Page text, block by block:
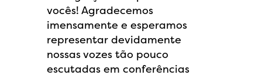
vocês! Agradecemos
imensamente e esperamos
representar devidamente
nossas vozes tão pouco
escutadas em conferências